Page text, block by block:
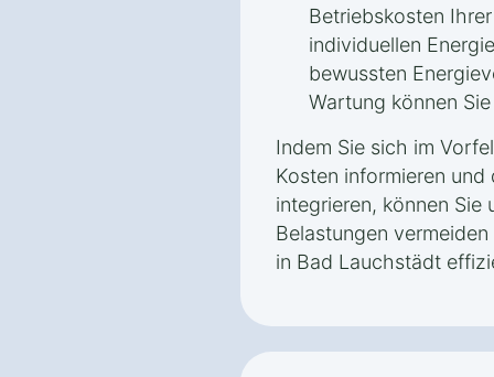
Betriebskosten
individuellen
bewussten
Wartung können
Indem Sie sich im
Kosten informieren und
integrieren, können Sie
Belastungen
in Bad Lauchstädt